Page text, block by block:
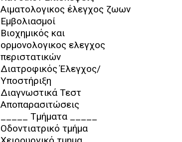
Αιματολογικος έλεγχος ζωων
Εμβολιασμοί
Βιοχημικός και
ορμονολογικος ελεγχος
περιστατικών
Διατροφικός Έλεγχος/
Υποστήριξη
Διαγνωστικά Τεστ
Αποπαρασιτώσεις
_____ Τμήματα _____
Οδοντιατρικό τμήμα